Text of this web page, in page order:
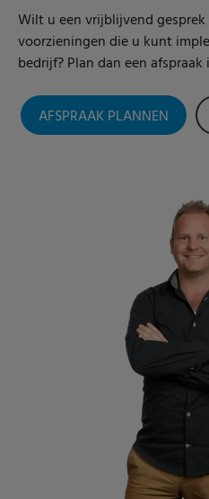
Wilt u een vrijblijvend
voorzieningen die u kunt
bedrijf? Plan dan een
AFSPRAAK PLANNEN